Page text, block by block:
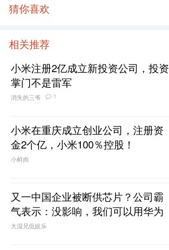
猜你喜欢
相关推荐
小米注册2亿成立新投资公司，投资
掌门不是雷军
消失的三爷 1
小米在重庆成立创业公司，注册资
金2个亿，小米100％控股！
小鲜肉
又一中国企业被断供芯片？公司霸
气表示：没影响，我们可以用华为
大湿兄侃娱乐